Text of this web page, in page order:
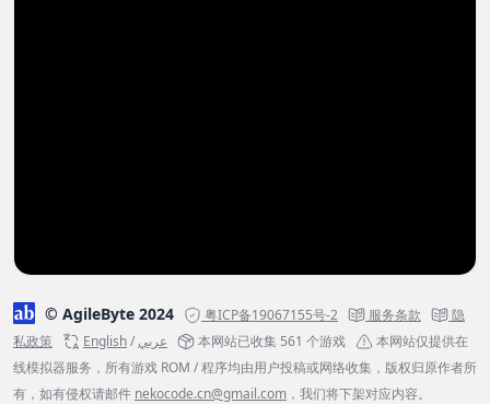
© AgileByte 2024 粤ICP备19067155号-2 服务条款
隐
私政策
English/عربي 本网站已收集 561 个游戏
本网站仅提供在
线模拟器服务，所有游戏 ROM / 程序均由用户投稿或网络收集，版权归原作者所
有，如有侵权请邮件 nekocode.cn@gmail.com ，我们将下架对应内容。